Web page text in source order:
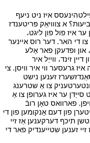
איז ניט ניעף
א צווויאַק פּריטענדז
ער איז פול פון ליגט،
די האר. דער רוס איינער
און ופדעקן פאר אַלע
זינד، ווייַל איר
גרעסער ווי איר וויסן. צי
זענען נישט
צו אַ שטרענג
סייַדן ער איז גערופן צו אַ
פארוואס טאָן רובֿ
פון דעם אָנקומען פון די
תיכף דערקענען אַז זיי
זענען שטייענדיק פאר די